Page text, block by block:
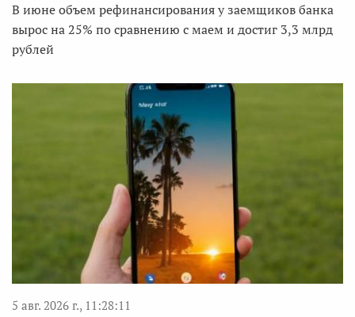
В июне объем рефинансирования у заемщиков банка
вырос на 25% по сравнению с маем и достиг 3,3 млрд
рублей
5 авг. 2026 г., 11:28:11